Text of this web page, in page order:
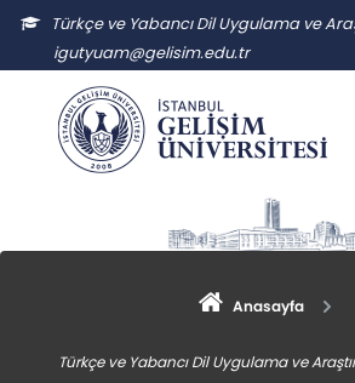
Türkçe ve Yabancı Dil Uygulama ve
igutyuam@gelisim.edu.tr
Anasayfa
Türkçe ve Yabancı Dil Uygulama ve